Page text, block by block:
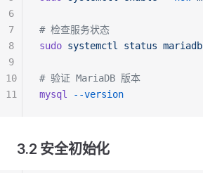
# 检查服务状态
sudo systemctl status mariadb
# 验证 MariaDB 版本
mysql
--version
6
7
8
9
10
11
3.2 安全初始化